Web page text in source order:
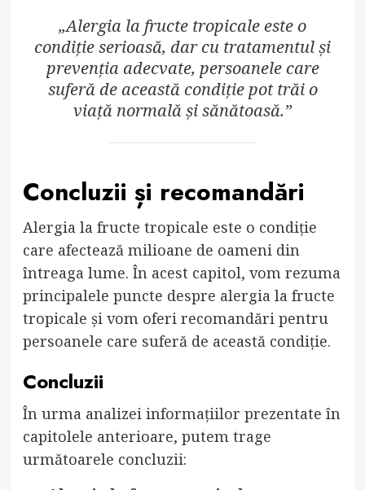
„Alergia la fructe tropicale este o
condiție serioasă, dar cu tratamentul și
prevenția adecvate, persoanele care
suferă de această condiție pot trăi o
viață normală și sănătoasă.”
Concluzii și recomandări
Alergia la fructe tropicale este o condiție
care afectează milioane de oameni din
întreaga lume. În acest capitol, vom rezuma
principalele puncte despre alergia la fructe
tropicale și vom oferi recomandări pentru
persoanele care suferă de această condiție.
Concluzii
În urma analizei informațiilor prezentate în
capitolele anterioare, putem trage
următoarele concluzii: